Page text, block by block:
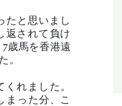
たと思いまし
返されて負け
歳馬を香港遠
。
くれました。
まった分、こ